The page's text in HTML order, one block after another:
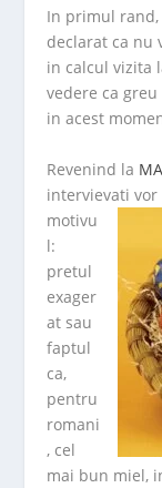
In primul rand,
declarat ca nu
in calcul vizita
vedere ca greu
in acest
Revenind la
intervievati
motivu
l:
pretul
exager
at sau
faptul
ca,
pentru
romani
, cel
mai bun miel,